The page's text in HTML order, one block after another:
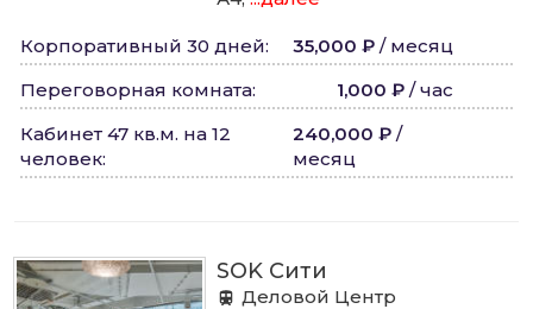
Корпоративный 30 дней: 35,000 ₽ / месяц
Переговорная комната: 1,000 ₽ / час
Кабинет 47 кв.м. на 12
человек:
240,000 ₽ /
месяц
SOK Сити
Деловой Центр